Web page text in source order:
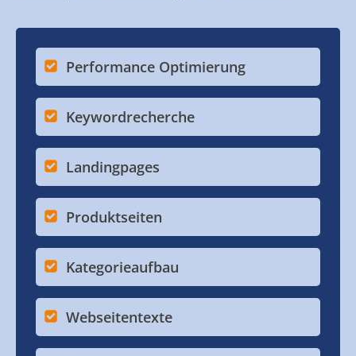
Performance Optimierung
Keywordrecherche
Landingpages
Produktseiten
Kategorieaufbau
Webseitentexte